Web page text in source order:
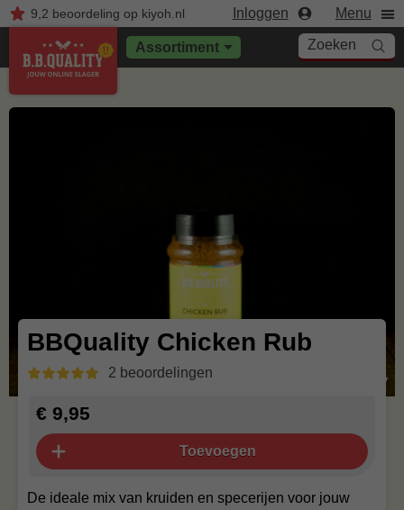
9,2 beoordelingop kiyoh.nl Inloggen Menu
Assortiment Zoeken
BBQuality Chicken Rub
2 beoordelingen
De ideale mix van kruiden en specerijen voor jouw
€ 9,95
Toevoegen